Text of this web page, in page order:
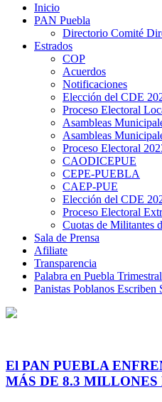
Inicio
PAN Puebla
Directorio Comité
Estrados
COP
Acuerdos
Notificaciones
Elección del CDE
Proceso Electoral
Asambleas
Asambleas
Proceso Electoral
CAODICEPUE
CEPE-PUEBLA
CAEP-PUE
Elección del CDE
Proceso Electoral
Cuotas de Militantes
Sala de Prensa
Afiliate
Transparencia
Palabra en Puebla Trimestral
Panistas Poblanos Escriben
El PAN PUEBLA
MÁS DE 8.3 MILLONES